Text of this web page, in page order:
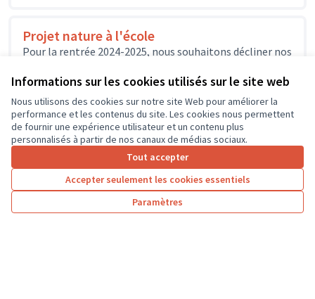
Informations sur les cookies utilisés sur le site web
Nous utilisons des cookies sur notre site Web pour améliorer la
performance et les contenus du site. Les cookies nous permettent
de fournir une expérience utilisateur et un contenu plus
personnalisés à partir de nos canaux de médias sociaux.
Tout accepter
Accepter seulement les cookies essentiels
Paramètres
Projet nature à l'école
Pour la rentrée 2024-2025, nous souhaitons décliner nos
développer autour de...
Résultats par page : 50
1 … 5